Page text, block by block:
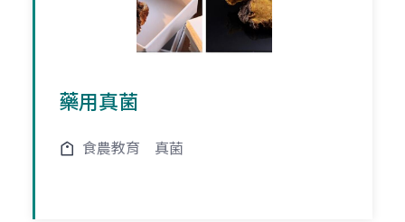
藥用真菌
食農教育 真菌